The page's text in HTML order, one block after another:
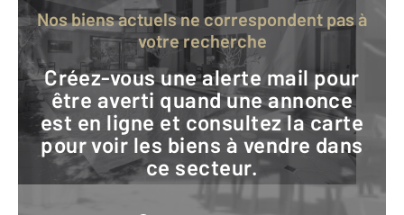
Nos biens actuels ne correspondent pas à
votre recherche
Créez-vous une alerte mail pour
être averti quand une annonce
est en ligne et consultez la carte
pour voir les biens à vendre dans
ce secteur.